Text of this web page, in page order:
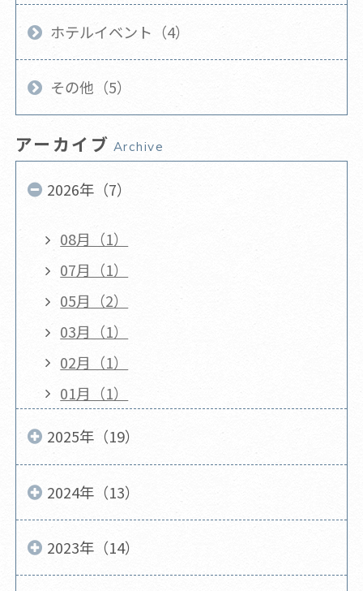
ホテルイベント（4）
その他（5）
アーカイブ Archive
2026年（7）
08月（1）
07月（1）
05月（2）
03月（1）
02月（1）
01月（1）
2025年（19）
2024年（13）
2023年（14）